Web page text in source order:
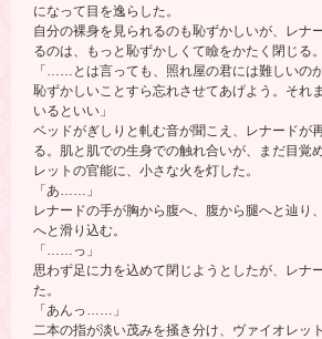
になって目を逸らした。
自分の裸身を見られるのも恥ずかしいが、レナ
るのは、もっと恥ずかしくて瞼をかたく閉じる。
「……とは言っても、照れ屋の君には難しいの
恥ずかしいことすら忘れさせてあげよう。それ
いるといい」
ベッドがぎしりと軋む音が聞こえ、レナードが
る。肌と肌での生身での触れ合いが、まだ目覚
レットの官能に、小さな火を灯した。
「あ……」
レナードの手が胸から腹へ、腹から腿へと辿り
へと滑り込む。
「……っ」
思わず足に力を込めて閉じようとしたが、レナ
た。
「あんっ……」
二本の指が淡い茂みを掻き分け、ヴァイオレッ